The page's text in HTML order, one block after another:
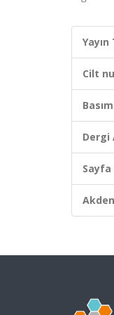
Yayın
Cilt
Dergi
Sayfa